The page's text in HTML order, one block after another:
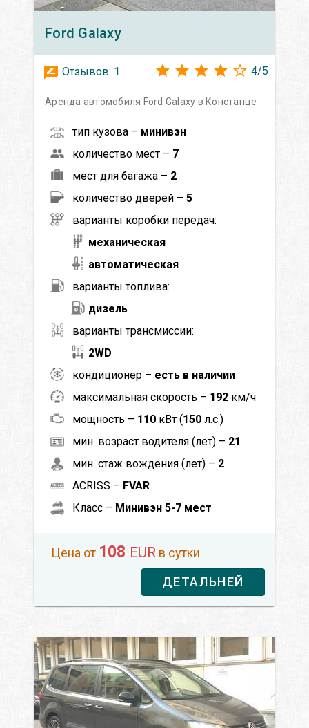
Ford Galaxy
Отзывов: 1 4/5
Аренда автомобиля Ford Galaxy в Констанце
тип кузова – минивэн
количество мест – 7
мест для багажа – 2
количество дверей – 5
варианты коробки передач:
механическая
автоматическая
варианты топлива:
дизель
варианты трансмиссии:
2WD
кондиционер – есть в наличии
максимальная скорость – 192 км/ч
мощность – 110 кВт (150 л.с.)
мин. возраст водителя (лет) – 21
мин. стаж вождения (лет) – 2
ACRISS – FVAR
Класс – Минивэн 5-7 мест
Цена от 108 EUR в сутки
ДЕТАЛЬНЕЙ